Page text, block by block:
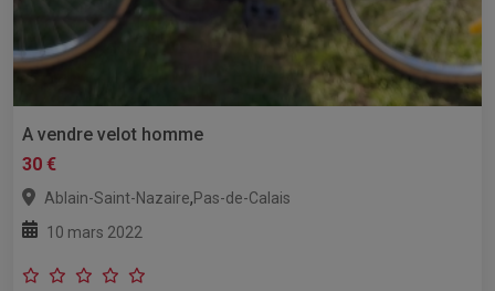
A vendre velot homme
30 €
Ablain-Saint-Nazaire,Pas-de-Calais
10 mars 2022